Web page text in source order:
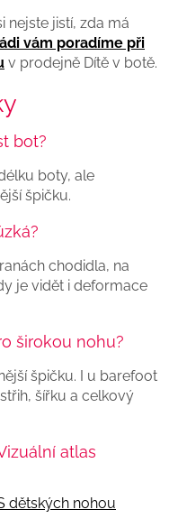
nejste jistí, zda má
vám poradíme při
v prodejně Dítě v botě.
bot?
boty, ale
špičku.
chodidla, na
je vidět i deformace
širokou nohu?
špičku. I u barefoot
šířku a celkový
atlas
dětských nohou